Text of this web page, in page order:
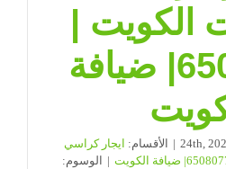
الكويت |
65080771| ضيافة
| الأقسام: ايجار كراسي
|
الوسوم: